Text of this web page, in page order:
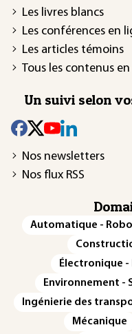
Les livres blancs
Les conférences en
Les articles témoins
Tous les contenus
Un suivi selon
Nos newsletters
Nos flux RSS
Automatique -
Électronique
Environnement -
Ingénierie des
Mécanique